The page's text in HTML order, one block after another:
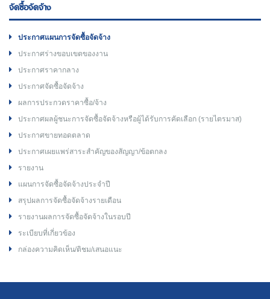
จัดซื้อจัดจ้าง
ประกาศแผนการจัดซื้อจัดจ้าง
ประกาศร่างขอบเขตของงาน
ประกาศราคากลาง
ประกาศจัดซื้อจัดจ้าง
ผลการประกวดราคาซื้อ/จ้าง
ประกาศผลผู้ชนะการจัดซื้อจัดจ้างหรือผู้ได้รับการคัดเลือก (รายไตรมาส)
ประกาศขายทอดตลาด
ประกาศเผยแพร่สาระสำคัญของสัญญา/ข้อตกลง
รายงาน
แผนการจัดซื้อจัดจ้างประจำปี
สรุปผลการจัดซื้อจัดจ้างรายเดือน
รายงานผลการจัดซื้อจัดจ้างในรอบปี
ระเบียบที่เกี่ยวข้อง
กล่องความคิดเห็น/ติชม/เสนอแนะ